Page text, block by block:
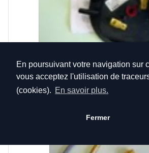
En poursuivant votre navigation sur
vous acceptez l'utilisation de
(cookies). En savoir plus.
Fermer
PRESSOSTAT COMBUSTION VENTIL
B4992588 (EX B1243054 / B1243481)
78,00 €